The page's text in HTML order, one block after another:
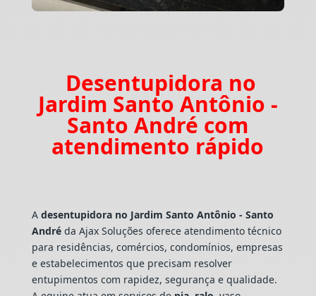
Desentupidora no
Jardim Santo Antônio -
Santo André com
atendimento rápido
A desentupidora no Jardim Santo Antônio - Santo
Andréda Ajax Soluções oferece atendimento técnico
para residências, comércios, condomínios, empresas
e estabelecimentos que precisam resolver
entupimentos com rapidez, segurança e qualidade.